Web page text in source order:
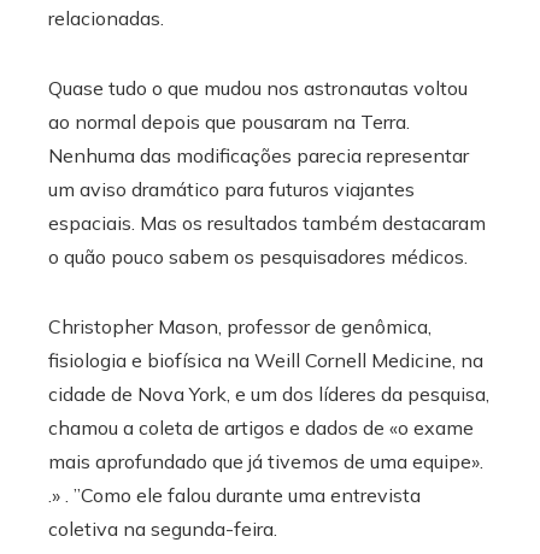
relacionadas.
Quase tudo o que mudou nos astronautas voltou
ao normal depois que pousaram na Terra.
Nenhuma das modificações parecia representar
um aviso dramático para futuros viajantes
espaciais. Mas os resultados também destacaram
o quão pouco sabem os pesquisadores médicos.
Christopher Mason, professor de genômica,
fisiologia e biofísica na Weill Cornell Medicine, na
cidade de Nova York, e um dos líderes da pesquisa,
chamou a coleta de artigos e dados de «o exame
mais aprofundado que já tivemos de uma equipe».
.» . ”Como ele falou durante uma entrevista
coletiva na segunda-feira.